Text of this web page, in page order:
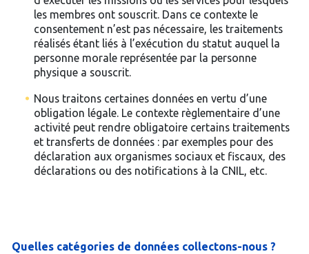
les membres ont souscrit. Dans ce contexte le
consentement n’est pas nécessaire, les traitements
réalisés étant liés à l’exécution du statut auquel la
personne morale représentée par la personne
physique a souscrit.
Nous traitons certaines données en vertu d’une
obligation légale. Le contexte règlementaire d’une
activité peut rendre obligatoire certains traitements
et transferts de données : par exemples pour des
déclaration aux organismes sociaux et fiscaux, des
déclarations ou des notifications à la CNIL, etc.
Quelles catégories de données collectons-nous ?